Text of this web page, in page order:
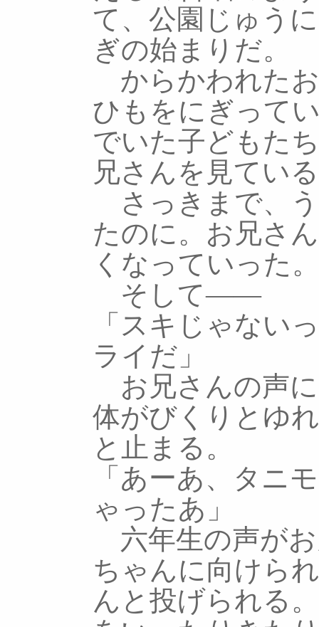
て、公園じゅう
ぎの始まりだ。
からかわれた
ひもをにぎって
でいた子どもた
兄さんを見てい
さっきまで、
たのに。お兄さ
くなっていった。
そして――
「スキじゃない
ライだ」
お兄さんの声
体がびくりとゆ
と止まる。
「あーあ、タニ
ゃったあ」
六年生の声が
ちゃんに向けら
んと投げられる